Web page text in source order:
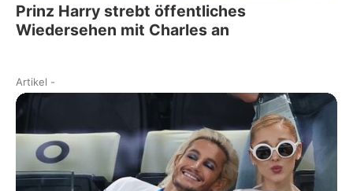
Prinz Harry strebt öffentliches
Wiedersehen mit Charles an
Artikel -